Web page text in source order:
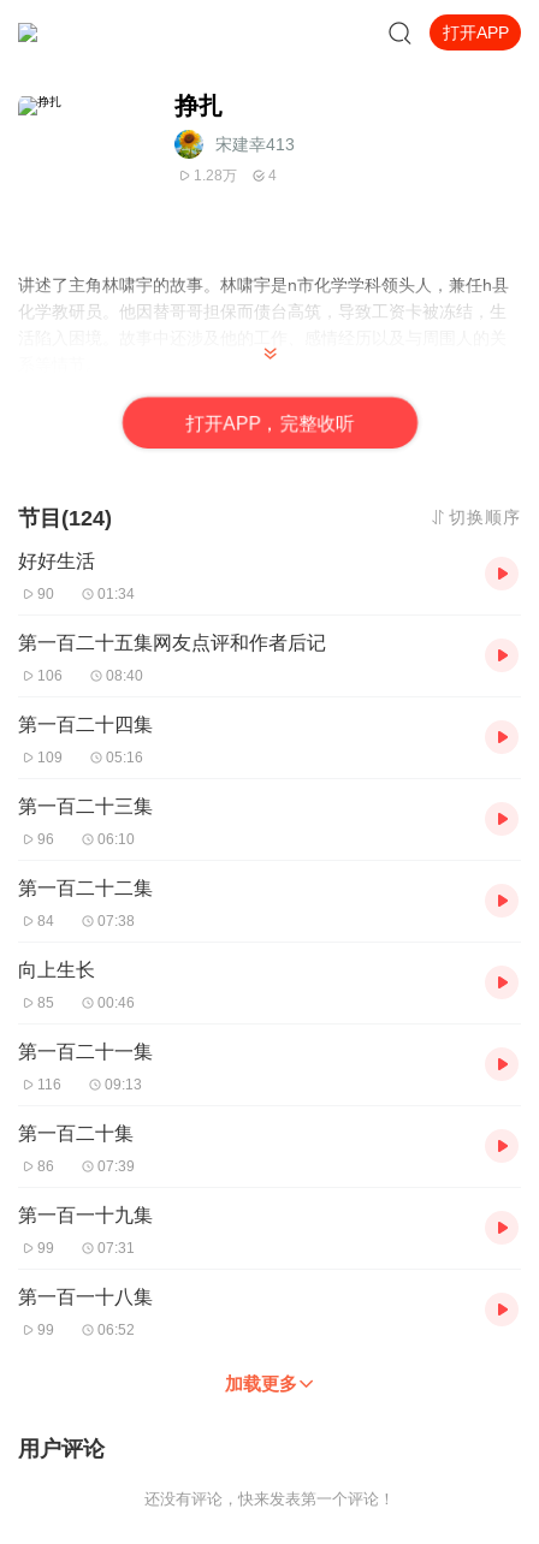
打开APP
挣扎
宋建幸413
1.28万 4
讲述了主角林啸宇的故事。林啸宇是n市化学学科领头人，兼任h县
化学教研员。他因替哥哥担保而债台高筑，导致工资卡被冻结，生
打开APP，完整收听
节目(124) 切换顺序
好好生活
90 01:34
第一百二十五集网友点评和作者后记
106 08:40
第一百二十四集
109 05:16
第一百二十三集
96 06:10
第一百二十二集
84 07:38
向上生长
85 00:46
第一百二十一集
116 09:13
第一百二十集
86 07:39
第一百一十九集
99 07:31
第一百一十八集
99 06:52
加载更多
用户评论
还没有评论，快来发表第一个评论！